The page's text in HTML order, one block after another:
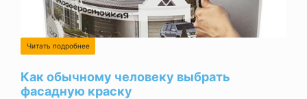
Читать подробнее
Как обычному человеку выбрать
фасадную краску